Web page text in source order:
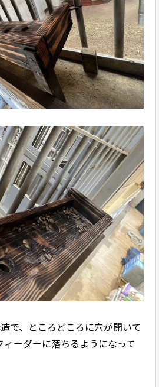
で、ところどころに穴が開いて
ーダーに落ちるようになって